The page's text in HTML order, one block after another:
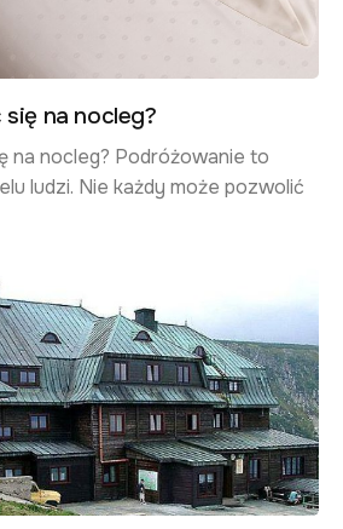
na nocleg?
na nocleg? ​Podróżowanie to
ludzi. Nie każdy może pozwolić